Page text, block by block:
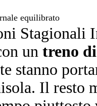
equilibrato
un treno
stanno
Il resto